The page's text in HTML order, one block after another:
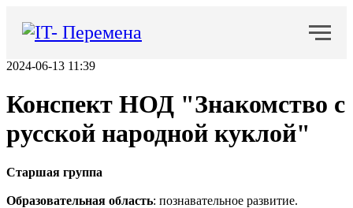
2024-06-13 11:39
Конспект НОД "Знакомство с
русской народной куклой"
Старшая группа
Образовательная область: познавательное развитие.